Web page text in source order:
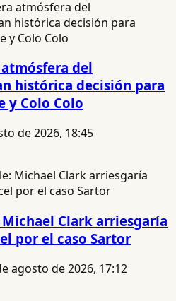
del
histórica decisión para
y Colo Colo
de 2026, 18:45
Clark arriesgaría
por el caso Sartor
agosto de 2026, 17:12